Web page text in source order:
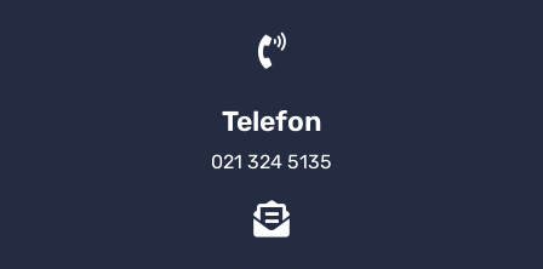
Telefon
021 324 5135